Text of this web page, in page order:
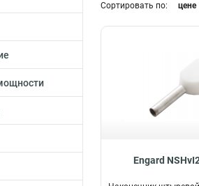
Ншви 22
Сортировать по: цене
Engard